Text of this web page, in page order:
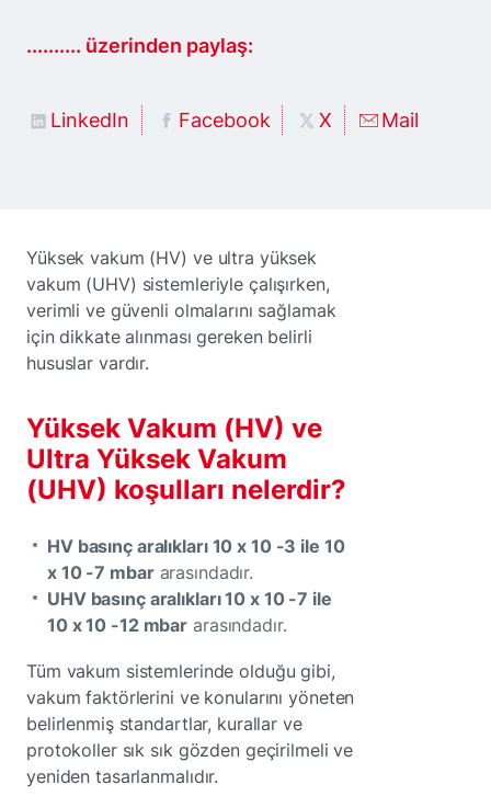
.......... üzerinden paylaş:
LinkedIn Facebook X Mail
Yüksek vakum (HV) ve ultra yüksek
vakum (UHV) sistemleriyle çalışırken,
verimli ve güvenli olmalarını sağlamak
için dikkate alınması gereken belirli
hususlar vardır.
Yüksek Vakum (HV) ve
Ultra Yüksek Vakum
(UHV) koşulları nelerdir?
HV basınç aralıkları 10 x 10 -3 ile 10
x 10 -7 mbar arasındadır.
UHV basınç aralıkları 10 x 10 -7 ile
10 x 10 -12 mbar arasındadır.
Tüm vakum sistemlerinde olduğu gibi,
vakum faktörlerini ve konularını yöneten
belirlenmiş standartlar, kurallar ve
protokoller sık sık gözden geçirilmeli ve
yeniden tasarlanmalıdır.